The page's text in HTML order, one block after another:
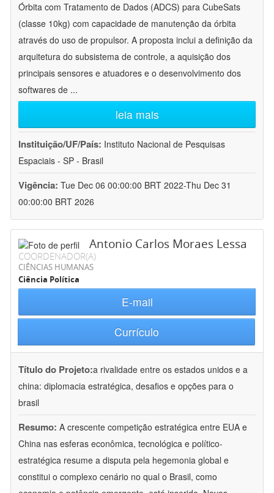
Órbita com Tratamento de Dados (ADCS) para CubeSats
(classe 10kg) com capacidade de manutenção da órbita
através do uso de propulsor. A proposta inclui a definição da
arquitetura do subsistema de controle, a aquisição dos
principais sensores e atuadores e o desenvolvimento dos
softwares de ...
leia mais
Instituição/UF/País: Instituto Nacional de Pesquisas
Espaciais - SP - Brasil
Vigência: Tue Dec 06 00:00:00 BRT 2022-Thu Dec 31
00:00:00 BRT 2026
Antonio Carlos Moraes Lessa
COORDENADOR(A)
CIÊNCIAS HUMANAS
Ciência Política
E-mail
Currículo
Título do Projeto:a rivalidade entre os estados unidos e a
china: diplomacia estratégica, desafios e opções para o
brasil
Resumo: A crescente competição estratégica entre EUA e
China nas esferas econômica, tecnológica e político-
estratégica resume a disputa pela hegemonia global e
constitui o complexo cenário no qual o Brasil, como